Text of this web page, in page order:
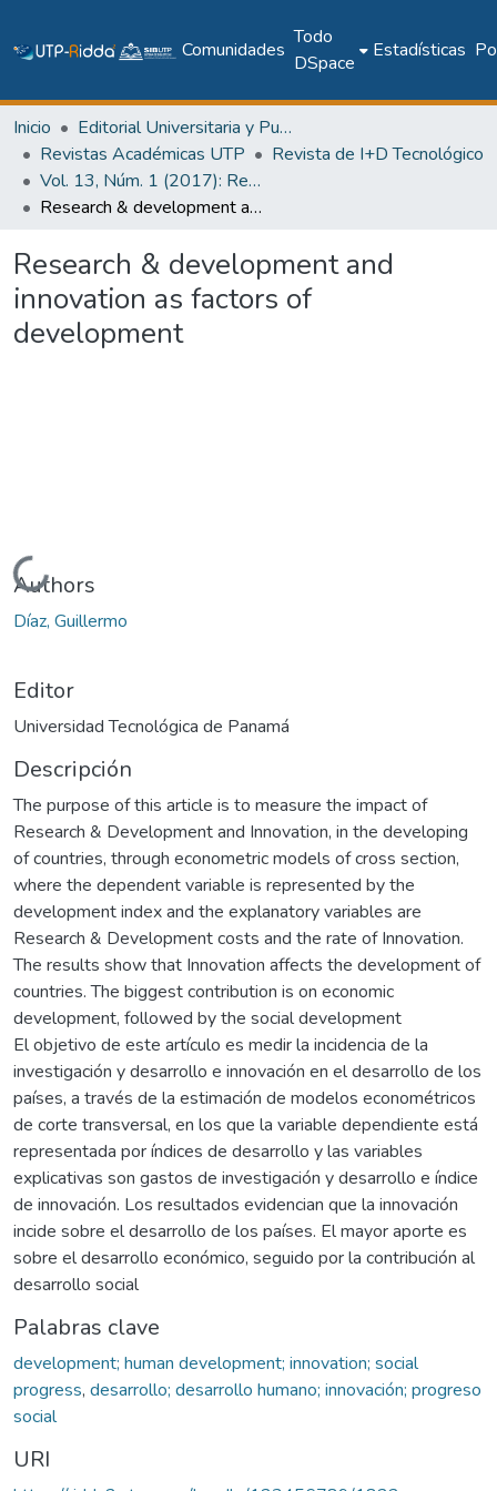
Comunidades
Todo
DSpace
Estadísticas
Inicio
Editorial Universitaria y Publicaciones Seriadas
Revistas Académicas UTP
Revista de I+D Tecnológico
Vol. 13, Núm. 1 (2017): Revista I+D Tecnológico
Research & development and innovation as factors of development
Research & development and
innovation as factors of
development
Cargando...
Authors
Díaz, Guillermo
Editor
Universidad Tecnológica de Panamá
Descripción
The purpose of this article is to measure the impact of
Research & Development and Innovation, in the developing
of countries, through econometric models of cross section,
where the dependent variable is represented by the
development index and the explanatory variables are
Research & Development costs and the rate of Innovation.
The results show that Innovation affects the development of
countries. The biggest contribution is on economic
development, followed by the social development
El objetivo de este artículo es medir la incidencia de la
investigación y desarrollo e innovación en el desarrollo de los
países, a través de la estimación de modelos econométricos
de corte transversal, en los que la variable dependiente está
representada por índices de desarrollo y las variables
explicativas son gastos de investigación y desarrollo e índice
de innovación. Los resultados evidencian que la innovación
incide sobre el desarrollo de los países. El mayor aporte es
sobre el desarrollo económico, seguido por la contribución al
desarrollo social
Palabras clave
development; human development; innovation; social
progress, desarrollo; desarrollo humano; innovación; progreso
social
URI